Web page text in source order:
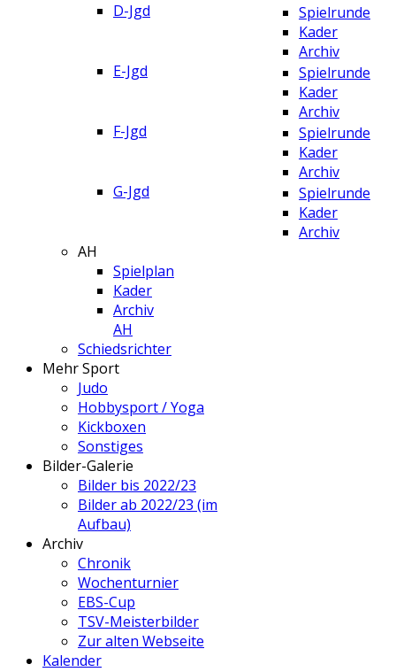
D-Jgd
Spielrunde
Kader
Archiv
E-Jgd
Spielrunde
Kader
Archiv
F-Jgd
Spielrunde
Kader
Archiv
G-Jgd
Spielrunde
Kader
Archiv
AH
Spielplan
Kader
Archiv
AH
Schiedsrichter
Mehr Sport
Judo
Hobbysport / Yoga
Kickboxen
Sonstiges
Bilder-Galerie
Bilder bis 2022/23
Bilder ab 2022/23 (im
Aufbau)
Archiv
Chronik
Wochenturnier
EBS-Cup
TSV-Meisterbilder
Zur alten Webseite
Kalender